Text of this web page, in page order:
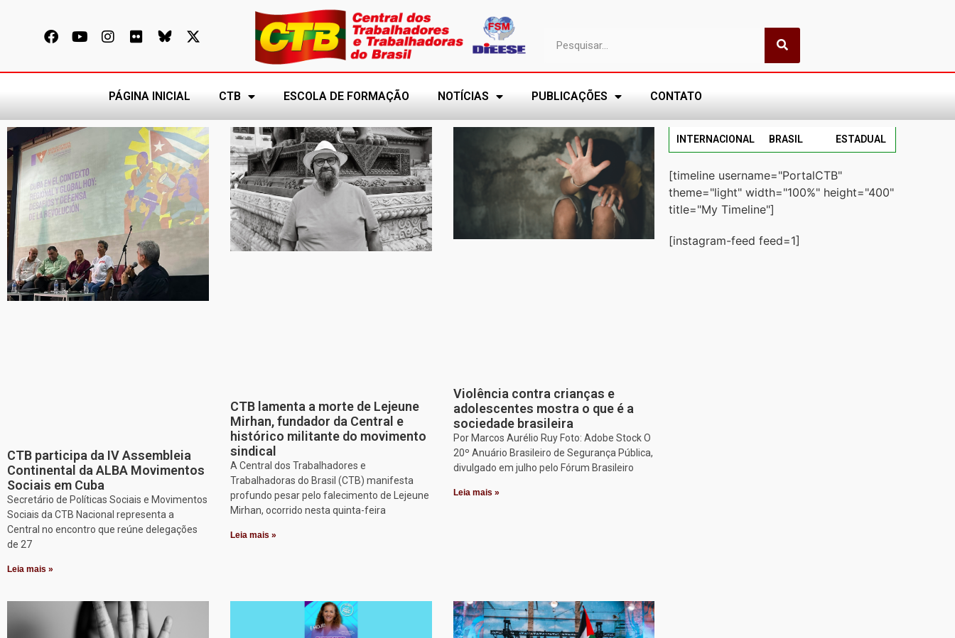
PÁGINA INICIAL CTB ESCOLA DE FORMAÇÃO NOTÍCIAS PUBLICAÇÕES CONTATO
CTB participa da IV Assembleia
Continental da ALBA Movimentos
Sociais em Cuba
Secretário de Políticas Sociais e Movimentos
Sociais da CTB Nacional representa a
Central no encontro que reúne delegações
de 27
Leia mais »
CTB lamenta a morte de Lejeune
Mirhan, fundador da Central e
histórico militante do movimento
sindical
A Central dos Trabalhadores e
Trabalhadoras do Brasil (CTB) manifesta
profundo pesar pelo falecimento de Lejeune
Mirhan, ocorrido nesta quinta-feira
Leia mais »
Violência contra crianças e
adolescentes mostra o que é a
sociedade brasileira
Por Marcos Aurélio Ruy Foto: Adobe Stock O
20º Anuário Brasileiro de Segurança Pública,
divulgado em julho pelo Fórum Brasileiro
Leia mais »
INTERNACIONAL BRASIL ESTADUAL
[timeline username="PortalCTB"
theme="light" width="100%" height="400"
title="My Timeline"]
[instagram-feed feed=1]